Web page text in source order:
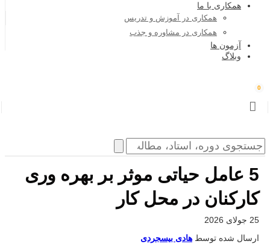
همکاری با ما
همکاری در آموزش و تدریس
همکاری در مشاوره و جذب
آزمون ها
وبلاگ
0
5 عامل حیاتی موثر بر بهره وری
کارکنان در محل کار
25 جولای 2026
ارسال شده توسط هادی بیسجردی